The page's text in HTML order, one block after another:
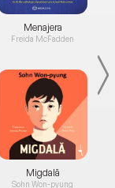
Menajera
Freida McFadden
Migdală
Sohn Won-pyung